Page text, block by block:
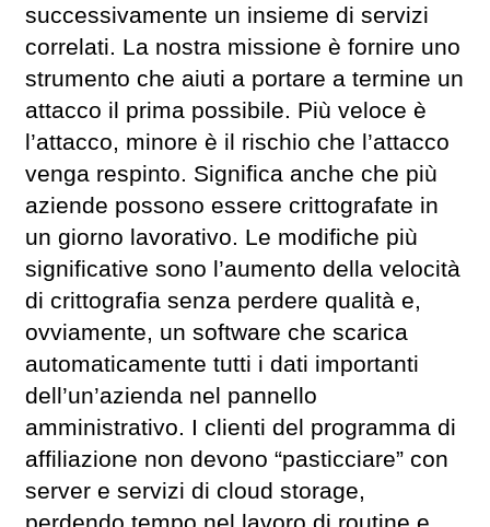
successivamente un insieme di servizi
correlati. La nostra missione è fornire uno
strumento che aiuti a portare a termine un
attacco il prima possibile. Più veloce è
l’attacco, minore è il rischio che l’attacco
venga respinto. Significa anche che più
aziende possono essere crittografate in
un giorno lavorativo. Le modifiche più
significative sono l’aumento della velocità
di crittografia senza perdere qualità e,
ovviamente, un software che scarica
automaticamente tutti i dati importanti
dell’un’azienda nel pannello
amministrativo. I clienti del programma di
affiliazione non devono “pasticciare” con
server e servizi di cloud storage,